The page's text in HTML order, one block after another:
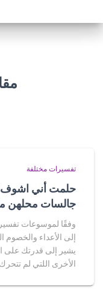
تفسيرات مختلفة
حلمت أني اشوف
جالسات محلهن
وفقًا لموسوعات تفسير
إلى الأعداء والخصوم
يشير إلى قدرتك على
الأخرى اللتي لم